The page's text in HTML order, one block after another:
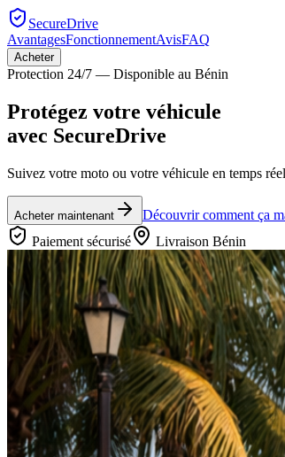
SecureDrive
AvantagesFonctionnementAvisFAQ
Acheter
Protection 24/7 — Disponible au Bénin
Protégez votre véhicule
avec SecureDrive
Suivez votre moto ou votre véhicule en temps
Acheter maintenant
Découvrir comment ça
Paiement sécurisé
Livraison Bénin